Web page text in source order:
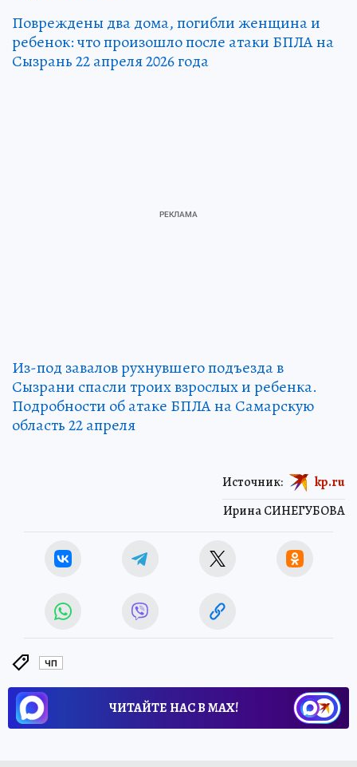
Повреждены два дома, погибли женщина и
ребенок: что произошло после атаки БПЛА на
Сызрань 22 апреля 2026 года
Из-под завалов рухнувшего подъезда в
Сызрани спасли троих взрослых и ребенка.
Подробности об атаке БПЛА на Самарскую
область 22 апреля
Ирина СИНЕГУБОВА
Источник: kp.ru
ЧП
ЧИТАЙТЕ НАС В МАХ!